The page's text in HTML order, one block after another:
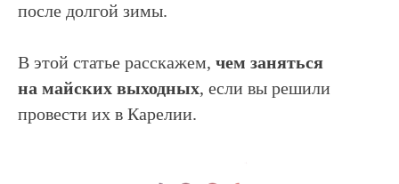
после долгой зимы.
В этой статье расскажем, чем заняться
на майских выходных, если вы решили
провести их в Карелии.